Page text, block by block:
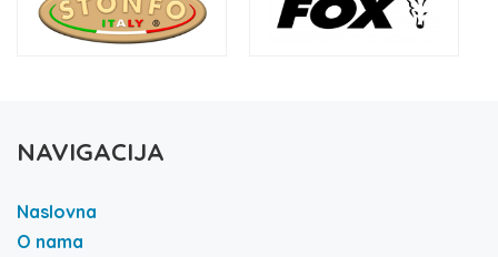
NAVIGACIJA
Naslovna
O nama